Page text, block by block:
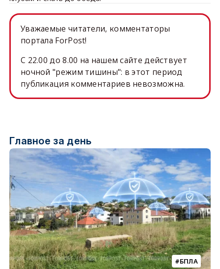
Уважаемые читатели, комментаторы
портала ForPost!
C 22.00 до 8.00 на нашем сайте действует
ночной "режим тишины": в этот период
публикация комментариев невозможна.
Главное за день
БПЛА